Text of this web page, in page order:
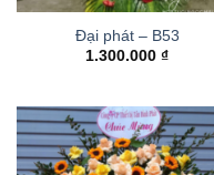
Đại phát – B53
1.300.000 ₫